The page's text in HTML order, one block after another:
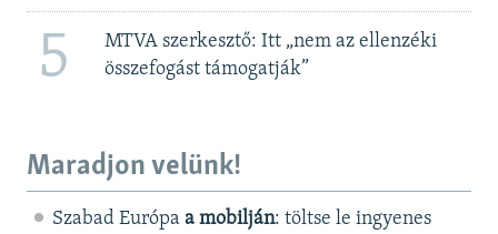
5
MTVA szerkesztő: Itt „nem az ellenzéki
összefogást támogatják”
Maradjon velünk!
Szabad Európa a mobilján: töltse le ingyenes